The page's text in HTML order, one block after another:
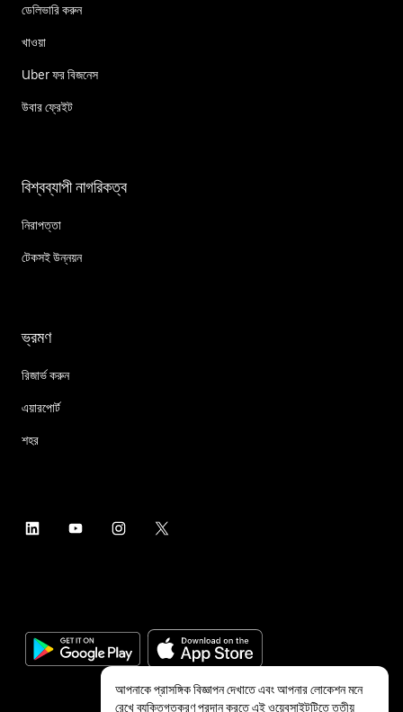
ডেলিভারি করুন
খাওয়া
Uber ফর বিজনেস
উবার ফ্রেইট
বিশ্বব্যাপী নাগরিকত্ব
নিরাপত্তা
টেকসই উন্নয়ন
ভ্রমণ
রিজার্ভ করুন
এয়ারপোর্ট
শহর
আপনাকে প্রাসঙ্গিক বিজ্ঞাপন দেখাতে এবং আপনার লোকেশন মনে
রেখে ব্যক্তিগতকরণ প্রদান করতে এই ওয়েবসাইটটিতে তৃতীয়